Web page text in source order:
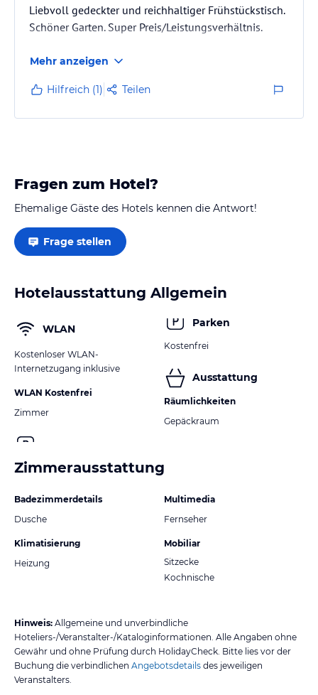
Liebvoll gedeckter und reichhaltiger Frühstückstisch.
Schöner Garten. Super Preis/Leistungsverhältnis.
Mehr anzeigen
Hilfreich (1) Teilen
Fragen zum Hotel?
Ehemalige Gäste des Hotels kennen die Antwort!
Frage stellen
Hotelausstattung Allgemein
WLAN
Kostenloser WLAN-
Internetzugang inklusive
WLAN Kostenfrei
Zimmer
Parken
Kostenfrei
Ausstattung
Räumlichkeiten
Gepäckraum
Zimmerausstattung
Badezimmerdetails
Dusche
Klimatisierung
Heizung
Multimedia
Fernseher
Mobiliar
Sitzecke
Kochnische
Hinweis: Allgemeine und unverbindliche
Hoteliers-/Veranstalter-/Kataloginformationen. Alle Angaben ohne
Gewähr und ohne Prüfung durch HolidayCheck. Bitte lies vor der
Buchung die verbindlichen Angebotsdetails des jeweiligen
Veranstalters.